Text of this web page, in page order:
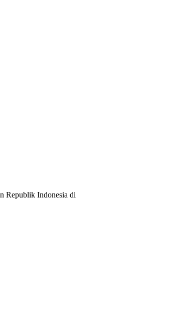
Republik Indonesia di